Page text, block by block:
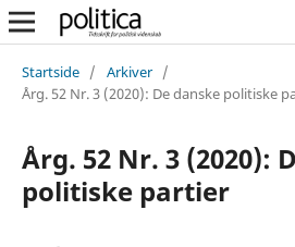
Startside / Arkiver /
Årg. 52 Nr. 3 (2020): De danske politiske
Årg. 52 Nr. 3 (2020):
politiske partier